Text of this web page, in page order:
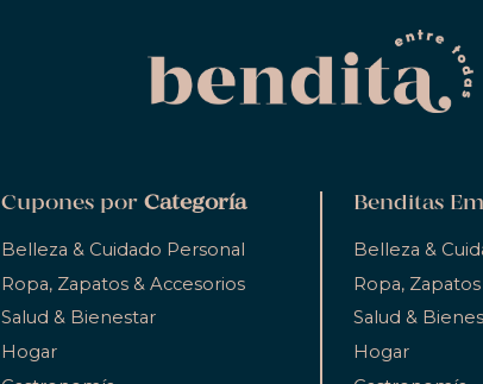
Cupones porCategoría
Belleza & Cuidado Personal
Ropa, Zapatos & Accesorios
Salud & Bienestar
Hogar
Benditas
Belleza &
Ropa,
Salud &
Hogar